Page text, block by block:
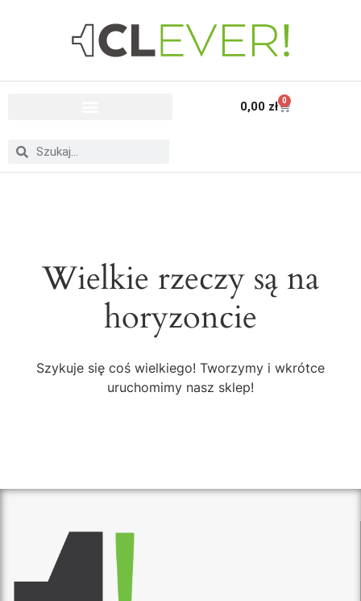
0,00 zł 0
Wielkie rzeczy są na
horyzoncie
Szykuje się coś wielkiego! Tworzymy i wkrótce
uruchomimy nasz sklep!